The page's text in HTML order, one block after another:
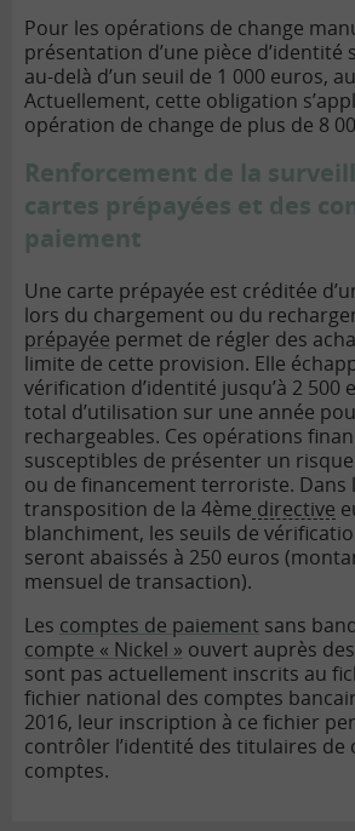
Pour les opérations de change
présentation d’une pièce d’identité
au-delà d’un seuil de 1 000 euros,
Actuellement, cette obligation
opération de change de plus de 8
Renforcement de la
cartes prépayées et des
paiement
Une carte prépayée est créditée
lors du chargement ou du
prépayée permet de régler des
limite de cette provision. Elle
vérification d’identité jusqu’à 2
total d’utilisation sur une année
rechargeables. Ces opérations
susceptibles de présenter un
ou de financement terroriste. Dans
transposition de la 4ème directive
blanchiment, les seuils de
seront abaissés à 250 euros
mensuel de transaction).
Les comptes de paiement sans
compte « Nickel » ouvert auprès
sont pas actuellement inscrits au
fichier national des comptes
2016, leur inscription à ce fichier
contrôler l’identité des titulaires de
comptes.